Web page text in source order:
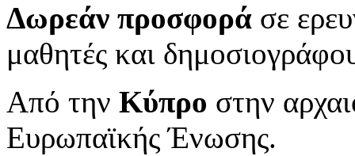
Δωρεάν προσφορά σε
μαθητές και
Από την Κύπρο στην
Ευρωπαϊκής Ένωσης.